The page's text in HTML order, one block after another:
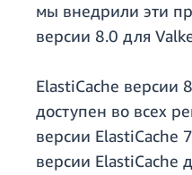
мы внедрили эти
версии 8.0 для
ElastiCache версии
доступен во всех
версии ElastiCache
версии ElastiCache